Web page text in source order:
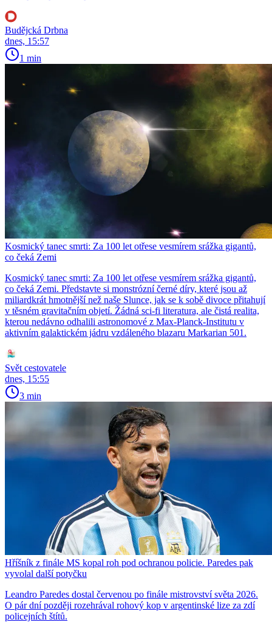
Budějcká Drbna
dnes, 15:57
1 min
Kosmický tanec smrti: Za 100 let otřese vesmírem srážka gigantů,
co čeká Zemi
Kosmický tanec smrti: Za 100 let otřese vesmírem srážka gigantů,
co čeká Zemi. Představte si monstrózní černé díry, které jsou až
miliardkrát hmotnější než naše Slunce, jak se k sobě divoce přitahují
v těsném gravitačním objetí. Žádná sci-fi literatura, ale čistá realita,
kterou nedávno odhalili astronomové z Max-Planck-Institutu v
aktivním galaktickém jádru vzdáleného blazaru Markarian 501.
Svět cestovatele
dnes, 15:55
3 min
Hříšník z finále MS kopal roh pod ochranou policie. Paredes pak
vyvolal další potyčku
Leandro Paredes dostal červenou po finále mistrovství světa 2026.
O pár dní později rozehrával rohový kop v argentinské lize za zdí
policejních štítů.